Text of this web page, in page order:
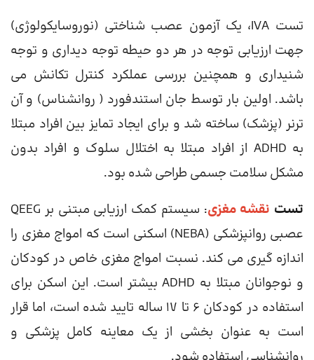
تست IVA، یک آزمون عصب شناختی (نوروسایکولوژی)
جهت ارزیابی توجه در هر دو حیطه توجه دیداری و توجه
شنیداری و همچنین بررسی عملکرد کنترل تکانش می
باشد. اولین بار توسط جان استندفورد ( روانشناس) و آن
ترنر (پزشک) ساخته شد و برای ایجاد تمایز بین افراد مبتلا
به ADHD از افراد مبتلا به اختلال سلوک و افراد بدون
مشکل سلامت جسمی طراحی شده بود.
تست نقشه مغزی
: سیستم کمک ارزیابی مبتنی بر QEEG
عصبی روانپزشکی (NEBA) اسکنی است که امواج مغزی را
اندازه گیری می کند. نسبت امواج مغزی خاص در کودکان
و نوجوانان مبتلا به ADHD بیشتر است. این اسکن برای
استفاده در کودکان 6 تا 17 ساله تایید شده است، اما قرار
است به عنوان بخشی از یک معاینه کامل پزشکی و